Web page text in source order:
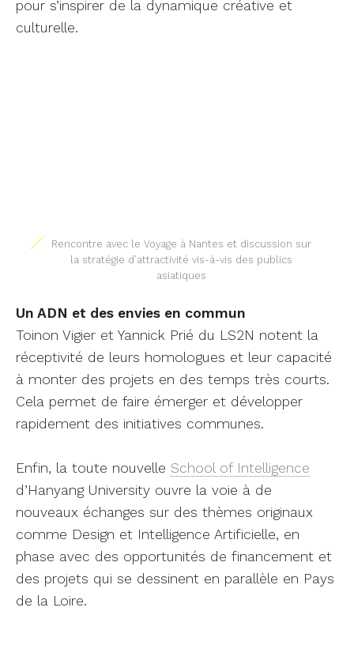
rapidement des initiatives communes.
Enfin, la toute nouvelleSchool of Intelligence
d’Hanyang University ouvre la voie à de
nouveaux échanges sur des thèmes originaux
comme Design et Intelligence Artificielle, en
phase avec des opportunités de financement et
des projets qui se dessinent en parallèle en Pays
de la Loire.
Contenus liés
Projet